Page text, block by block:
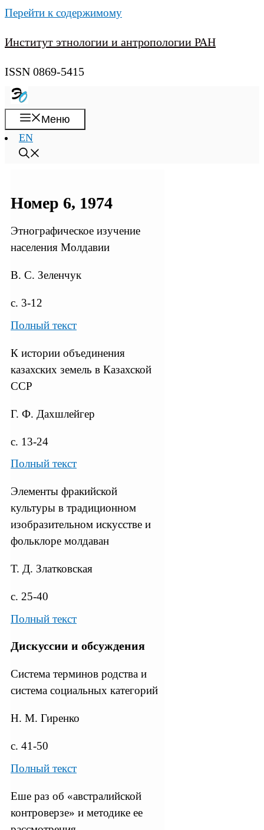
Перейти к содержимому
Институт этнологии и антропологии РАН
ISSN 0869-5415
Меню
EN
Номер 6, 1974
Этнографическое изучение
населения Молдавии
В. С. Зеленчук
с. 3-12
Полный текст
К истории объединения
казахских земель в Казахской
ССР
Г. Ф. Дахшлейгер
с. 13-24
Полный текст
Элементы фракийской
культуры в традиционном
изобразительном искусстве и
фольклоре молдаван
Т. Д. Златковская
с. 25-40
Полный текст
Дискуссии и обсуждения
Система терминов родства и
система социальных категорий
Н. М. Гиренко
с. 41-50
Полный текст
Еше раз об «австралийской
контроверзе» и методике ее